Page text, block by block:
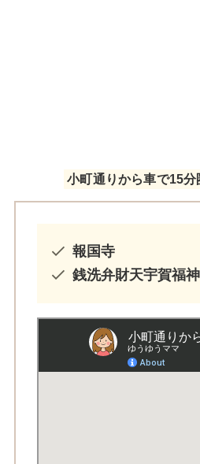
小町通りから車で15分
報国寺
銭洗弁財天宇賀福